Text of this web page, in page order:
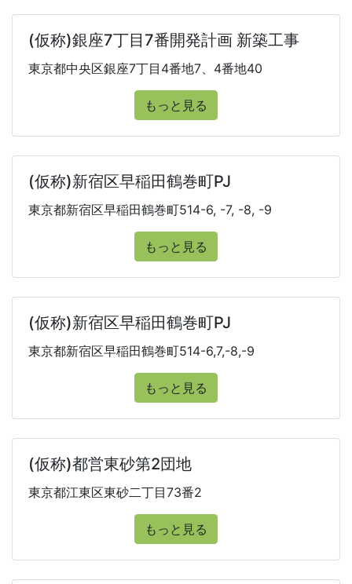
(仮称)銀座7丁目7番開発計画 新築工事
東京都中央区銀座7丁目4番地7、4番地40
もっと見る
(仮称)新宿区早稲田鶴巻町PJ
東京都新宿区早稲田鶴巻町514-6, -7, -8, -9
もっと見る
(仮称)新宿区早稲田鶴巻町PJ
東京都新宿区早稲田鶴巻町514-6,7,-8,-9
もっと見る
(仮称)都営東砂第2団地
東京都江東区東砂二丁目73番2
もっと見る